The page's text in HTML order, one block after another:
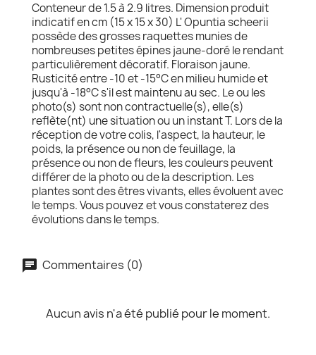
Conteneur de 1.5 à 2.9 litres. Dimension produit
indicatif en cm (15 x 15 x 30) L' Opuntia scheerii
possède des grosses raquettes munies de
nombreuses petites épines jaune-doré le rendant
particulièrement décoratif. Floraison jaune.
Rusticité entre -10 et -15°C en milieu humide et
jusqu'à -18°C s'il est maintenu au sec. Le ou les
photo(s) sont non contractuelle(s), elle(s)
reflète(nt) une situation ou un instant T. Lors de la
réception de votre colis, l'aspect, la hauteur, le
poids, la présence ou non de feuillage, la
présence ou non de fleurs, les couleurs peuvent
différer de la photo ou de la description. Les
plantes sont des êtres vivants, elles évoluent avec
le temps. Vous pouvez et vous constaterez des
évolutions dans le temps.
Commentaires (0)
Aucun avis n'a été publié pour le moment.